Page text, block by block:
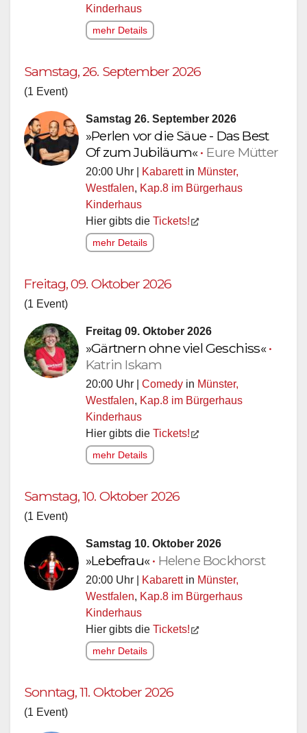
Kinderhaus
mehr Details
Samstag, 26. September 2026
(1 Event)
Samstag 26. September 2026
»Perlen vor die Säue - Das Best
Of zum Jubiläum«• Eure Mütter
20:00 Uhr | Kabarettin Münster,
Westfalen, Kap.8 im Bürgerhaus
Kinderhaus
Hier gibts die Tickets!
mehr Details
Freitag, 09. Oktober 2026
(1 Event)
Freitag 09. Oktober 2026
»Gärtnern ohne viel Geschiss«•
Katrin Iskam
20:00 Uhr | Comedy in Münster,
Westfalen, Kap.8 im Bürgerhaus
Kinderhaus
Hier gibts die Tickets!
mehr Details
Samstag, 10. Oktober 2026
(1 Event)
Samstag 10. Oktober 2026
»Lebefrau«• Helene Bockhorst
20:00 Uhr | Kabarettin Münster,
Westfalen, Kap.8 im Bürgerhaus
Kinderhaus
Hier gibts die Tickets!
mehr Details
Sonntag, 11. Oktober 2026
(1 Event)